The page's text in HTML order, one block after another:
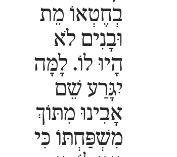
בְחֶטְאוֹ מֵת
וּבָנִים לֹא
הָיוּ לוֹ. לָמָּה
יִגָּרַע שֵׁם
אָבִינוּ מִתּוֹךְ
מִשְׁפַּחְתּוֹ כִּי